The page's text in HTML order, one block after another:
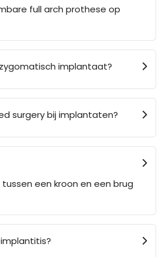
full arch prothese op
implantaat?
surgery bij implantaten?
een kroon en een brug